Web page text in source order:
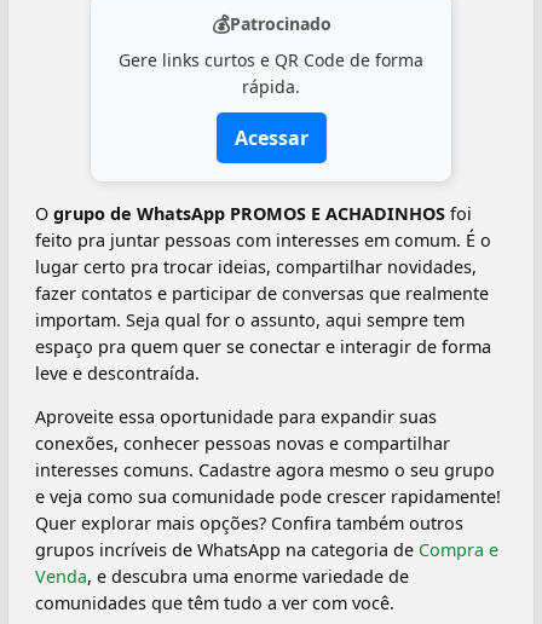
💰Patrocinado
Gere links curtos e QR Code de forma
rápida.
Acessar
O grupo de WhatsApp PROMOS E ACHADINHOS foi
feito pra juntar pessoas com interesses em comum. É o
lugar certo pra trocar ideias, compartilhar novidades,
fazer contatos e participar de conversas que realmente
importam. Seja qual for o assunto, aqui sempre tem
espaço pra quem quer se conectar e interagir de forma
leve e descontraída.
Aproveite essa oportunidade para expandir suas
conexões, conhecer pessoas novas e compartilhar
interesses comuns. Cadastre agora mesmo o seu grupo
e veja como sua comunidade pode crescer rapidamente!
Quer explorar mais opções? Confira também outros
grupos incríveis de WhatsApp na categoria de Compra e
Venda, e descubra uma enorme variedade de
comunidades que têm tudo a ver com você.